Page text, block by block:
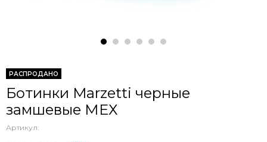
РАСПРОДАНО
Ботинки Marzetti черные
замшевые МЕХ
Артикул: